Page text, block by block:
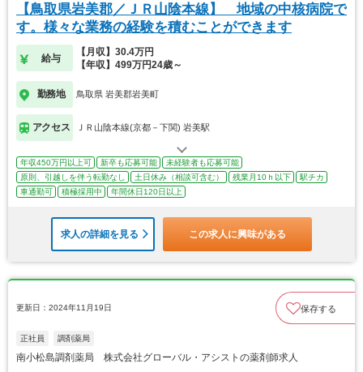
【鳥取県岩美郡／ＪＲ山陰本線】 地域の中核病院で
す。様々な業務の経験を積むことができます
給与
【月収】30.4万円
【年収】499万円24歳～
勤務地 鳥取県 岩美郡岩美町
アクセス ＪＲ山陰本線(京都－下関) 岩美駅
年収450万円以上可 新卒も応募可能
未経験者も応募可能
原則、引越しを伴う転勤なし
土日休み（相談可含む） 残業月10ｈ以下
駅チカ
車通勤可
積極採用中 年間休日120日以上
求人の詳細を見る この求人に興味がある
更新日：2024年11月19日 保存する
正社員 調剤薬局
南小松島調剤薬局 株式会社グローバル・アシストの薬剤師求人